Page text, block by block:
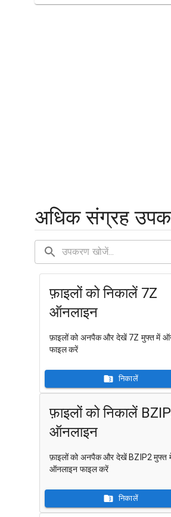
अधिक संग्रह
फ़ाइलों को निकालें 7Z
ऑनलाइन
फ़ाइलों को अनपैक और देखें 7Z मुफ्त में
फाइल करें
निकालें
फ़ाइलों को निकालें
ऑनलाइन
फ़ाइलों को अनपैक और देखें BZIP2 मुफ्त
ऑनलाइन फाइल करें
निकालें